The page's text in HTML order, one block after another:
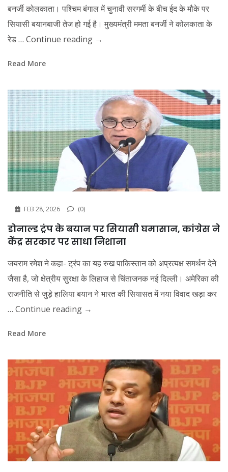
बनर्जी कोलकाता। पश्चिम बंगाल में चुनावी सरगर्मी के बीच ईद के मौके पर
सियासी बयानबाजी तेज हो गई है। मुख्यमंत्री ममता बनर्जी ने कोलकाता के
रेड … Continue reading →
Read More
FEB 28, 2026 (0)
डोनाल्ड ट्रंप के बयान पर सियासी घमासान, कांग्रेस ने
केंद्र सरकार पर साधा निशाना
जयराम रमेश ने कहा- ट्रंप का यह रुख पाकिस्तान को अप्रत्यक्ष समर्थन देने
जैसा है, जो क्षेत्रीय सुरक्षा के लिहाज से चिंताजनक नई दिल्ली। अमेरिका की
राजनीति से जुड़े हालिया बयान ने भारत की सियासत में नया विवाद खड़ा कर
… Continue reading →
Read More